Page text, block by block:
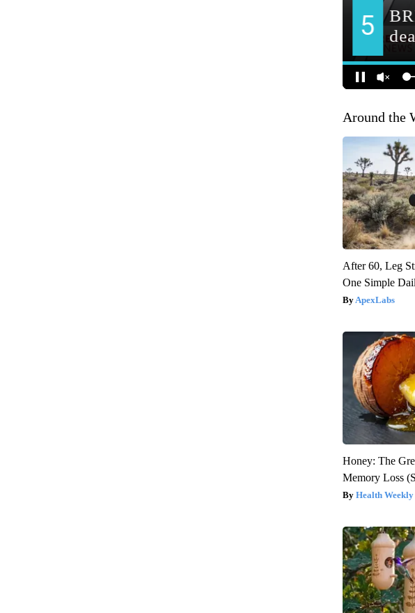
Around the
After 60, Leg
One Simple
ApexLabs
Honey: The
Memory Loss
Health Weekly